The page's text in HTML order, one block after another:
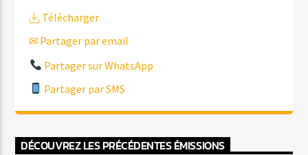
Télécharger
✉ Partager par email
Partager sur WhatsApp
Partager par SMS
DÉCOUVREZ LES PRÉCÉDENTES ÉMISSIONS